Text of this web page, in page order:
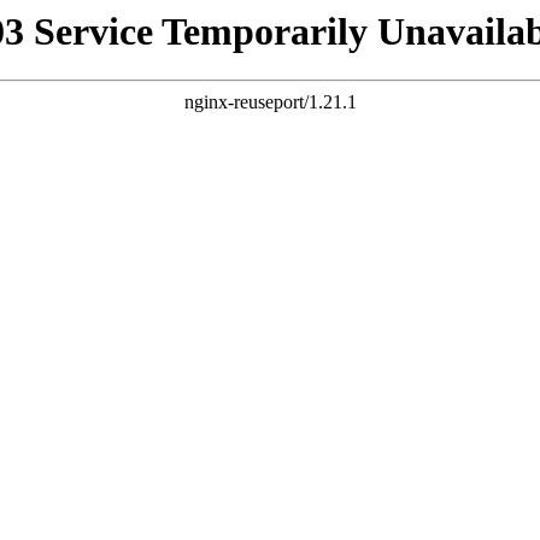
Service Temporarily
nginx-reuseport/1.21.1